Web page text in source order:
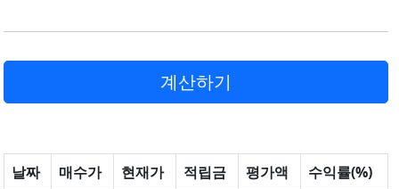
날짜 매수가 현재가 적립금 평가액 수익률(%)